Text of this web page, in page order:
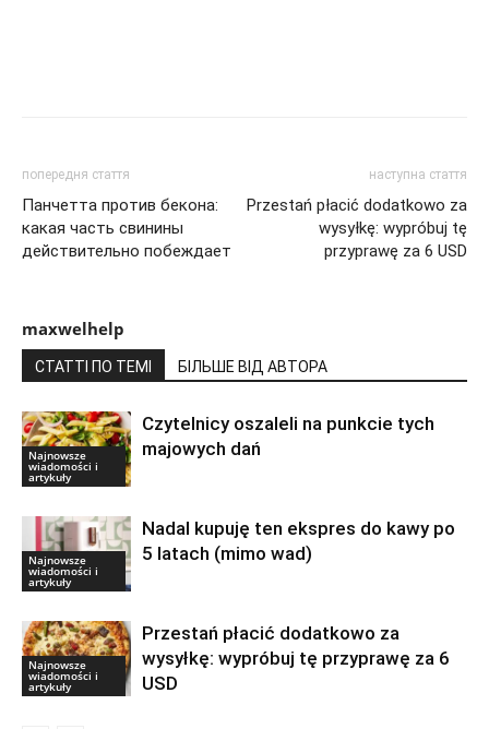
попередня стаття
Панчетта против бекона:
какая часть свинины
действительно побеждает
наступна стаття
Przestań płacić dodatkowo za
wysyłkę: wypróbuj tę
przyprawę za 6 USD
maxwelhelp
СТАТТІ ПО ТЕМІ БІЛЬШЕ ВІД АВТОРА
Najnowsze
wiadomości i
artykuły
Czytelnicy oszaleli na punkcie tych
majowych dań
Najnowsze
wiadomości i
artykuły
Nadal kupuję ten ekspres do kawy po
5 latach (mimo wad)
Najnowsze
wiadomości i
artykuły
Przestań płacić dodatkowo za
wysyłkę: wypróbuj tę przyprawę za 6
USD